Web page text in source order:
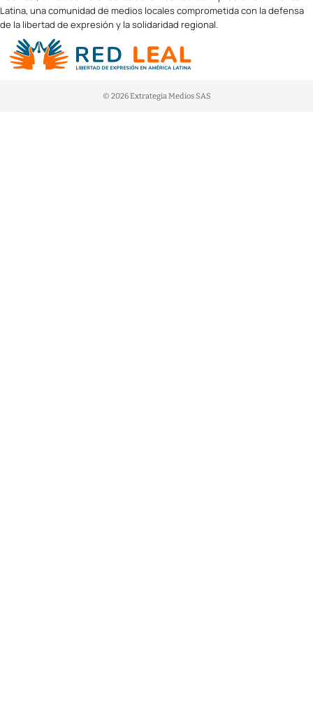
Latina, una comunidad de medios locales comprometida con la defensa
de la libertad de expresión y la solidaridad regional.
© 2026 Extrategia Medios SAS